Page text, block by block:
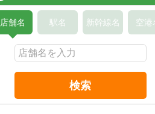
店舗名 駅名 新幹線名 空港
検索